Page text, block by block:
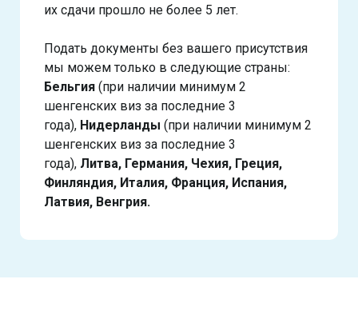
их сдачи прошло не более 5 лет.
Подать документы без вашего присутствия
мы можем только в следующие страны:
Бельгия (при наличии минимум 2
шенгенских виз за последние 3
года), Нидерланды (при наличии минимум 2
шенгенских виз за последние 3
года), Литва, Германия, Чехия, Греция,
Финляндия, Италия, Франция, Испания,
Латвия, Венгрия.